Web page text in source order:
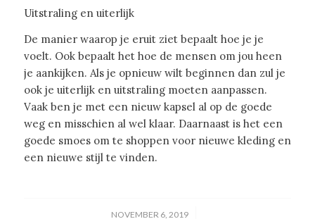
Uitstraling en uiterlijk
De manier waarop je eruit ziet bepaalt hoe je je
voelt. Ook bepaalt het hoe de mensen om jou heen
je aankijken. Als je opnieuw wilt beginnen dan zul je
ook je uiterlijk en uitstraling moeten aanpassen.
Vaak ben je met een nieuw kapsel al op de goede
weg en misschien al wel klaar. Daarnaast is het een
goede smoes om te shoppen voor nieuwe kleding en
een nieuwe stijl te vinden.
NOVEMBER 6, 2019
/